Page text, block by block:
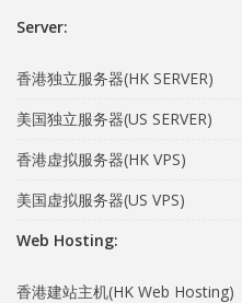
Server:
香港独立服务器(HK SERVER)
美国独立服务器(US SERVER)
香港虚拟服务器(HK VPS)
美国虚拟服务器(US VPS)
Web Hosting:
香港建站主机(HK Web Hosting)